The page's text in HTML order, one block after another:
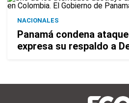
NACIONALES
Panamá condena
expresa su respaldo a